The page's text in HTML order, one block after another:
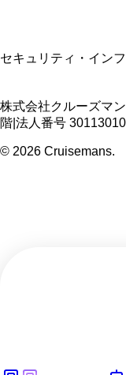
セキュリティ・イン
株式会社クルーズマ
階 法人番号
© 2026 Cruisemans.